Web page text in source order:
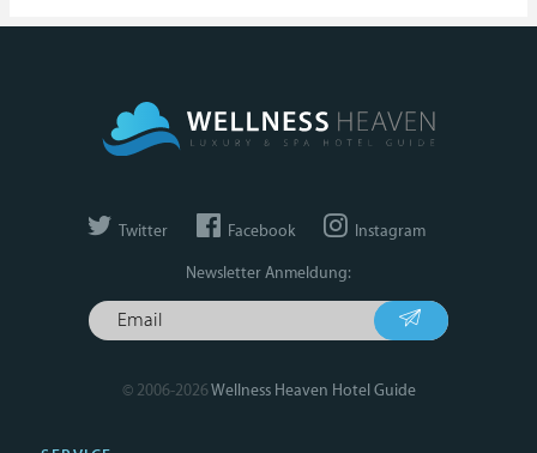
Twitter Facebook Instagram
Newsletter Anmeldung:
© 2006-2026Wellness Heaven Hotel Guide